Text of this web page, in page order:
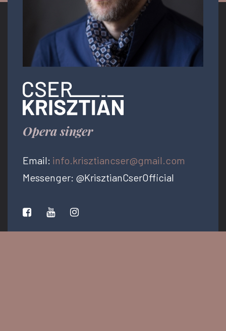
Opera singer
Email: info.krisztiancser@gmail.com
Messenger: @KrisztianCserOfficial